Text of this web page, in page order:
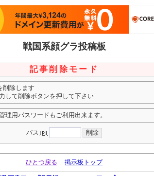
戦国系顔グラ投稿板
記事削除モード
削除します
して削除ボタンを押して下さい
理用パスワードもご利用出来ます。
パス [P]
ひとつ戻る 掲示板トップ